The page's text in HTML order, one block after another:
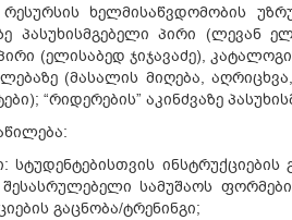
ხელმისაწვდომობის
პასუხისმგებელი პირი (ლევან
(ელისაბედ ჯიჯავაძე),
(მასალის მიღება,
“რიდერების” აკინძვაზე
სტუდენტებისთვის
სამუშაოს
გაცნობა/ტრენინგი;